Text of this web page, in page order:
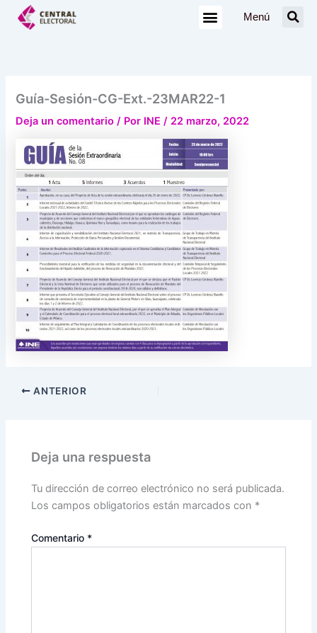
Menú
Guía-Sesión-CG-Ext.-23MAR22-1
Deja un comentario / Por INE/ 22 marzo, 2022
ANTERIOR
Deja una respuesta
Tu dirección de correo electrónico no será publicada.
Los campos obligatorios están marcados con *
Comentario *